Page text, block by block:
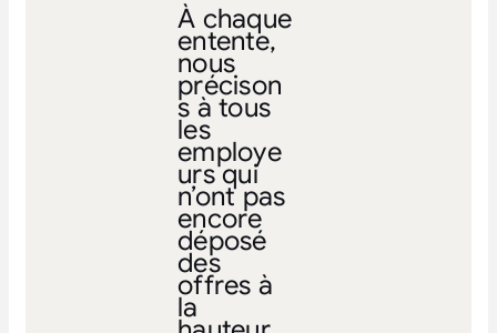
À chaque
entente,
nous
précison
s à tous
les
employe
urs qui
n’ont pas
encore
déposé
des
offres à
la